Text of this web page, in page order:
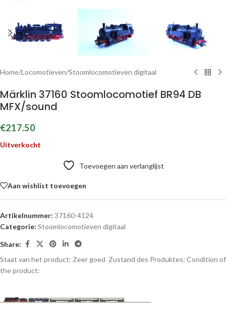
Home/Locomotieven/Stoomlocomotieven digitaal
Märklin 37160 Stoomlocomotief BR94 DB
MFX/sound
€217.50
Uitverkocht
Toevoegen aan verlanglijst
Aan wishlist toevoegen
Artikelnummer: 37160-4124
Categorie: Stoomlocomotieven digitaal
Share:
Staat van het product: Zeer goed Zustand des Produktes: Condition of
the product: